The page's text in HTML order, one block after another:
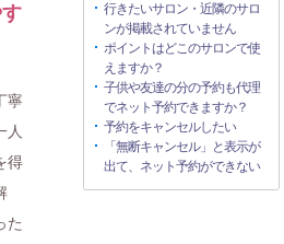
寧
人
得
た
行きたいサロン・近隣のサロ
ンが掲載されていません
ポイントはどこのサロンで使
えますか？
子供や友達の分の予約も代理
でネット予約できますか？
予約をキャンセルしたい
「無断キャンセル」と表示が
出て、ネット予約ができない